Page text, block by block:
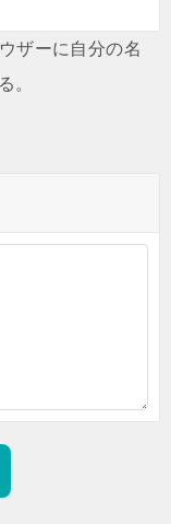
ザーに自分の名
。